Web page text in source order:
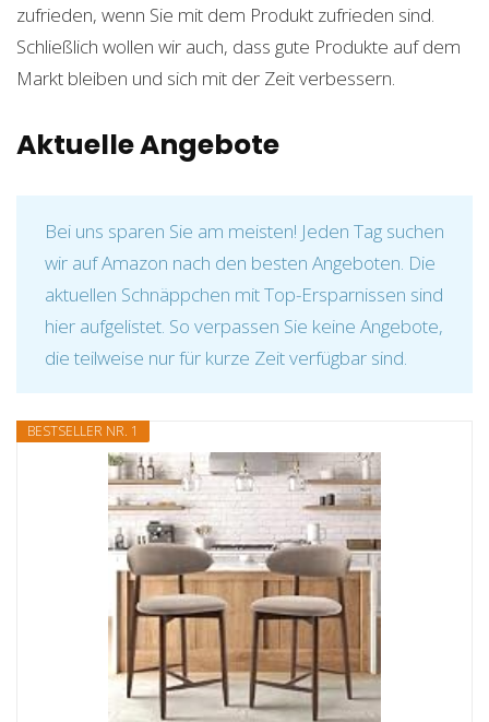
zufrieden, wenn Sie mit dem Produkt zufrieden sind.
Schließlich wollen wir auch, dass gute Produkte auf dem
Markt bleiben und sich mit der Zeit verbessern.
Aktuelle Angebote
Bei uns sparen Sie am meisten! Jeden Tag suchen
wir auf Amazon nach den besten Angeboten. Die
aktuellen Schnäppchen mit Top-Ersparnissen sind
hier aufgelistet. So verpassen Sie keine Angebote,
die teilweise nur für kurze Zeit verfügbar sind.
BESTSELLER NR. 1